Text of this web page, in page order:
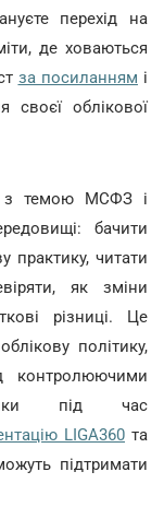
перехід на
де ховаються
за посиланням і
своєї облікової
з темою МСФЗ і
бачити
практику, читати
як зміни
різниці. Це
політику,
контролюючими
під час
LIGA360 та
підтримати